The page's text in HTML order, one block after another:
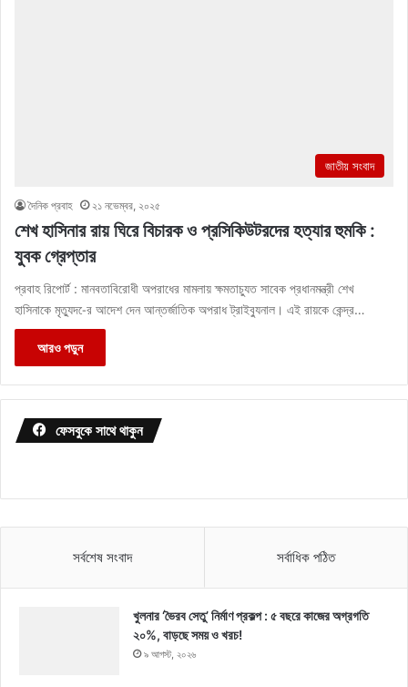
জাতীয় সংবাদ
দৈনিক প্রবাহ ২১ নভেম্বর, ২০২৫
শেখ হাসিনার রায় ঘিরে বিচারক ও প্রসিকিউটরদের হত্যার হুমকি :
যুবক গ্রেপ্তার
প্রবাহ রিপোর্ট : মানবতাবিরোধী অপরাধের মামলায় ক্ষমতাচ্যুত সাবেক প্রধানমন্ত্রী শেখ
হাসিনাকে মৃত্যুদ-ের আদেশ দেন আন্তর্জাতিক অপরাধ ট্রাইব্যুনাল। এই রায়কে কেন্দ্র…
আরও পড়ুন
ফেসবুকে সাথে থাকুন
সর্বশেষ সংবাদ সর্বাধিক পঠিত
খুলনার ‘ভৈরব সেতু’ নির্মাণ প্রকল্প : ৫ বছরে কাজের অগ্রগতি
২০%, বাড়ছে সময় ও খরচ!
৯ আগস্ট, ২০২৬